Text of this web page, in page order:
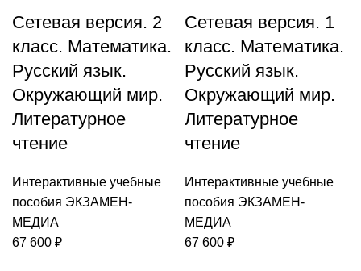
Сетевая версия. 2
класс. Математика.
Русский язык.
Окружающий мир.
Литературное
чтение
Интерактивные учебные
пособия ЭКЗАМЕН-
МЕДИА
67 600 ₽
Сетевая версия. 1
класс. Математика.
Русский язык.
Окружающий мир.
Литературное
чтение
Интерактивные учебные
пособия ЭКЗАМЕН-
МЕДИА
67 600 ₽